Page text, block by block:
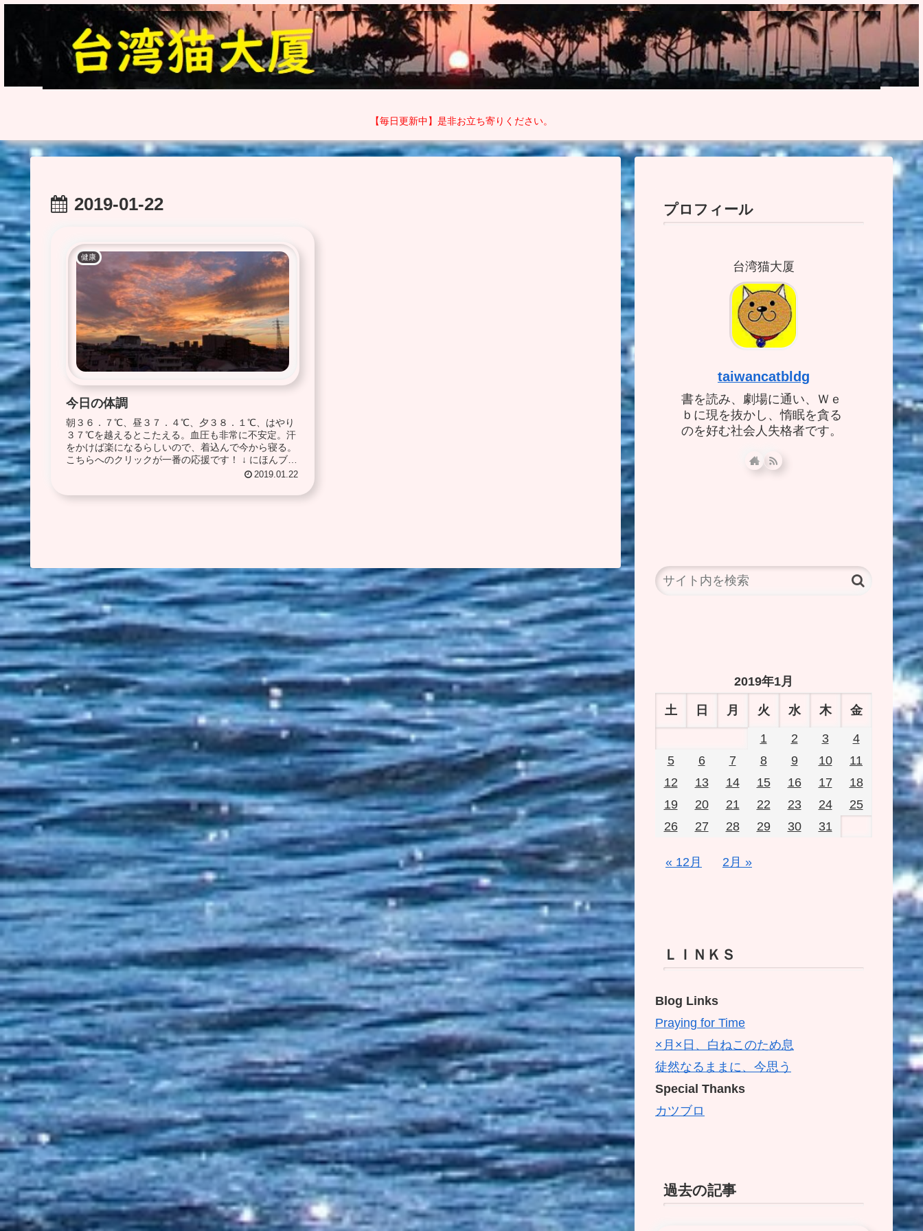
【毎日更新中】是非お立ち寄りください。
2019-01-22
健康
今日の体調
朝３６．７℃、昼３７．４℃、夕３８．１℃、はやり
３７℃を越えるとこたえる。血圧も非常に不安定。汗
をかけば楽になるらしいので、着込んで今から寝る。
こちらへのクリックが一番の応援です！ ↓ にほんブロ
2019.01.22
プロフィール
台湾猫大厦
taiwancatbldg
書を読み、劇場に通い、Ｗｅ
ｂに現を抜かし、惰眠を貪る
のを好む社会人失格者です。
2019年1月
土 日 月 火 水 木 金
1 2 3
4
5
6 7 8 9 10
11
12
13 14 15 16 17
18
19
20 21 22 23 24
25
26
27 28 29 30 31
« 12月 2月 »
ＬＩＮＫＳ
Blog Links
Praying for Time
×月×日、白ねこのため息
徒然なるままに、今思う
Special Thanks
カツブロ
過去の記事